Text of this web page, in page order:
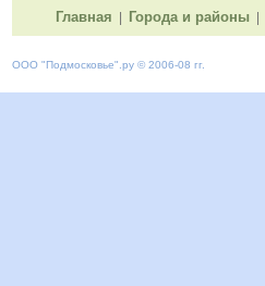
Главная Города и районы
ООО "Подмосковье" .ру © 2006-08 гг.